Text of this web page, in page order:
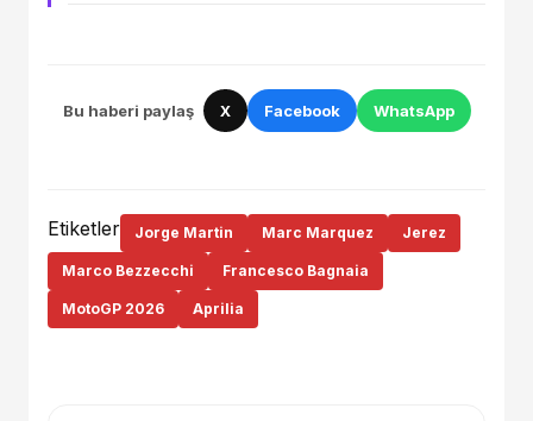
Bu haberi paylaş X Facebook WhatsApp
Etiketler Jorge Martin Marc Marquez Jerez
Marco Bezzecchi Francesco Bagnaia
MotoGP 2026 Aprilia